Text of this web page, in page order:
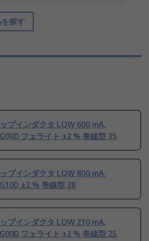
探す
プインダクタ LQW 600 mA,
フェライト ±2 % 巻線型 35
プインダクタ LQW 800 mA,
±2 % 巻線型 38
プインダクタ LQW 210 mA,
フェライト ±2 % 巻線型 25